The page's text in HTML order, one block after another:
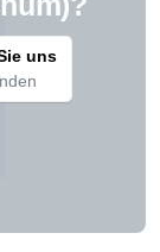
uns